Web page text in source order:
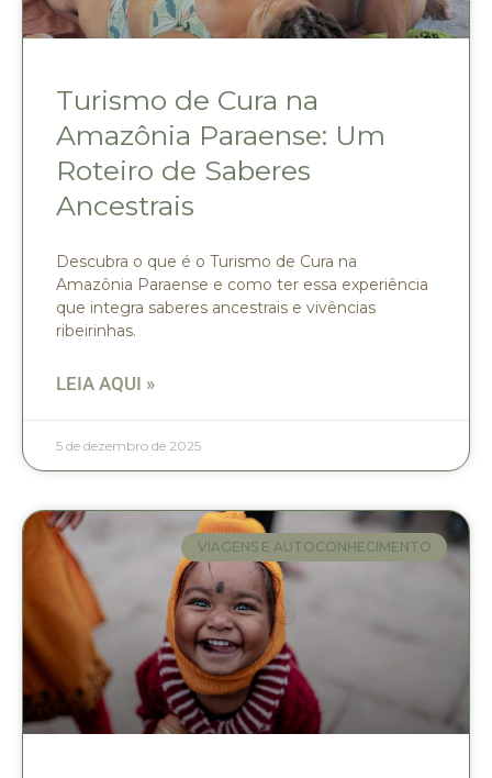
Turismo de Cura na
Amazônia Paraense: Um
Roteiro de Saberes
Ancestrais
Descubra o que é o Turismo de Cura na
Amazônia Paraense e como ter essa experiência
que integra saberes ancestrais e vivências
ribeirinhas.
LEIA AQUI »
5 de dezembro de 2025
VIAGENS E AUTOCONHECIMENTO